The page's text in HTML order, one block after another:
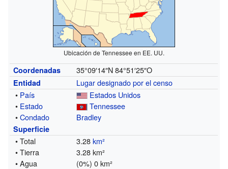
Ubicación de Tennessee en EE. UU.
Coordenadas 35°09′14″N 84°51′25″O
Entidad
Lugar designado por el censo
• País
Estados Unidos
• Estado
Tennessee
•Condado Bradley
Superficie
• Total 3.28km²
• Tierra
3.28 km²
• Agua
(0%) 0 km²